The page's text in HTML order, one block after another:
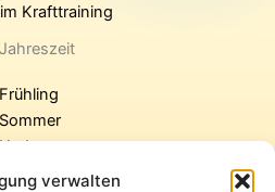
verwalten
Krafttraining